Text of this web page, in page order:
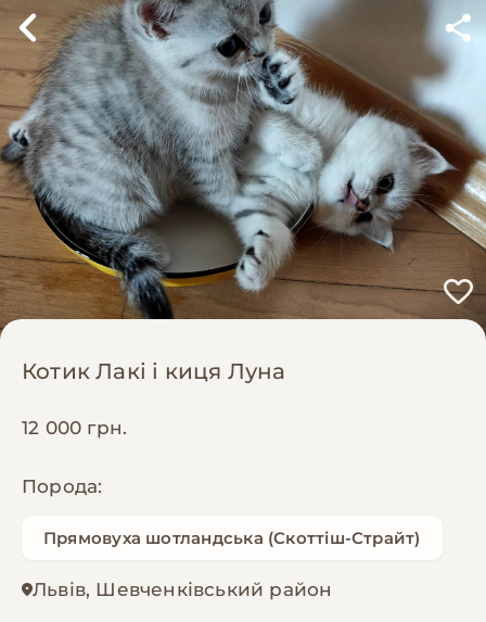
Котик Лакі і киця Луна
12 000 грн.
Порода:
Прямовуха шотландська (Скоттіш-Страйт)
Львів, Шевченківський район